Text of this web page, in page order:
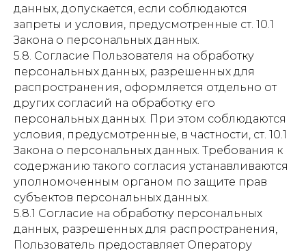
данных, допускается, если соблюдаются
запреты и условия, предусмотренные ст. 10.1
Закона о персональных данных.
5.8. Согласие Пользователя на обработку
персональных данных, разрешенных для
распространения, оформляется отдельно от
других согласий на обработку его
персональных данных. При этом соблюдаются
условия, предусмотренные, в частности, ст. 10.1
Закона о персональных данных. Требования к
содержанию такого согласия устанавливаются
уполномоченным органом по защите прав
субъектов персональных данных.
5.8.1 Согласие на обработку персональных
данных, разрешенных для распространения,
Пользователь предоставляет Оператору